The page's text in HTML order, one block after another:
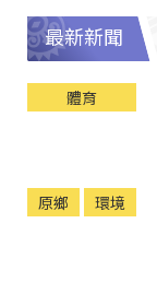
最新新聞
體育
原鄉 環境